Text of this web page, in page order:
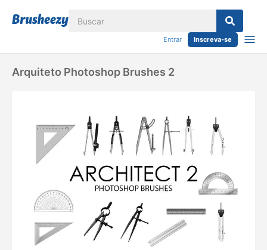
Entrar Inscreva-se
Arquiteto Photoshop Brushes 2